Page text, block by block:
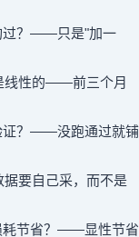
过？——只是"加一
线性的——前三个月
证？——没跑通过就铺
要自己采，而不是
耗节省？——显性节省